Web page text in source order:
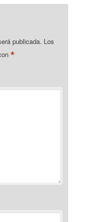
publicada. Los
*